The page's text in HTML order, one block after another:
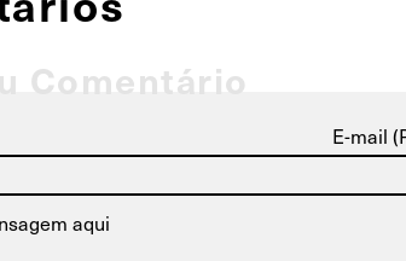
Comentário